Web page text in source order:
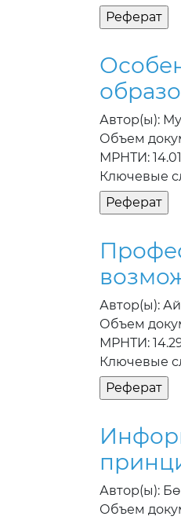
Автор(ы):
Объем
МРНТИ:
Ключевые
Автор(ы):
Объем
МРНТИ:
Ключевые
Автор(ы):
Объем